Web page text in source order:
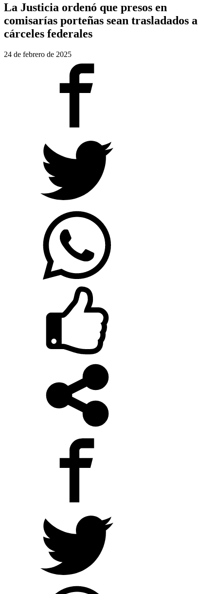
La Justicia ordenó que presos en
comisarías porteñas sean trasladados a
cárceles federales
24 de febrero de 2025